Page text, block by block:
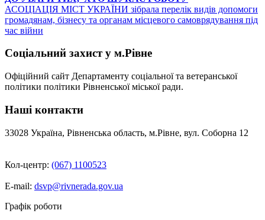
записів
АСОЦІАЦІЯ МІСТ УКРАЇНИ зібрала перелік видів допомоги
громадянам, бізнесу та органам місцевого самоврядування під
час війни
Соціальний захист у м.Рівне
Офіційний сайт Департаменту соціальної та ветеранської
політики політики Рівненської міської ради.
Наші контакти
33028 Україна, Рівненська область, м.Рівне, вул. Соборна 12
Кол-центр: (067) 1100523
E-mail: dsvp@rivnerada.gov.ua
Графік роботи